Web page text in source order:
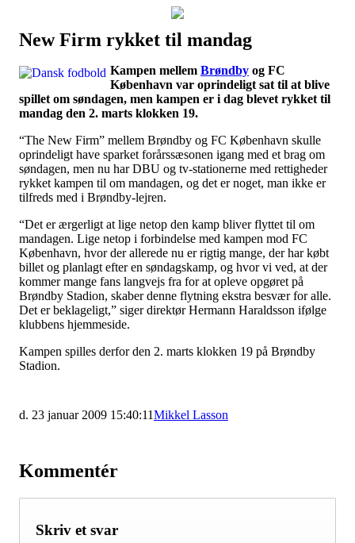
Наши партнеры
лучшие займы
New Firm rykket til mandag
Kampen mellem Brøndby og FC
København var oprindeligt sat til at blive
spillet om søndagen, men kampen er i dag blevet rykket til
mandag den 2. marts klokken 19.
“The New Firm” mellem Brøndby og FC København skulle
oprindeligt have sparket forårssæsonen igang med et brag om
søndagen, men nu har DBU og tv-stationerne med rettigheder
rykket kampen til om mandagen, og det er noget, man ikke er
tilfreds med i Brøndby-lejren.
“Det er ærgerligt at lige netop den kamp bliver flyttet til om
mandagen. Lige netop i forbindelse med kampen mod FC
København, hvor der allerede nu er rigtig mange, der har købt
billet og planlagt efter en søndagskamp, og hvor vi ved, at der
kommer mange fans langvejs fra for at opleve opgøret på
Brøndby Stadion, skaber denne flytning ekstra besvær for alle.
Det er beklageligt,” siger direktør Hermann Haraldsson ifølge
klubbens hjemmeside.
Kampen spilles derfor den 2. marts klokken 19 på Brøndby
Stadion.
d. 23 januar 2009 15:40:11Mikkel Lasson
Kommentér
Skriv et svar